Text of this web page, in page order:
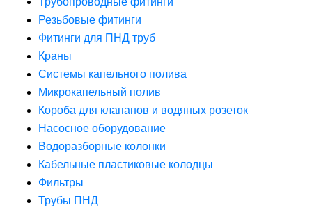
Резьбовые фитинги
Фитинги для ПНД труб
Краны
Системы капельного полива
Микрокапельный полив
Короба для клапанов и водяных розеток
Насосное оборудование
Водоразборные колонки
Кабельные пластиковые колодцы
Фильтры
Трубы ПНД